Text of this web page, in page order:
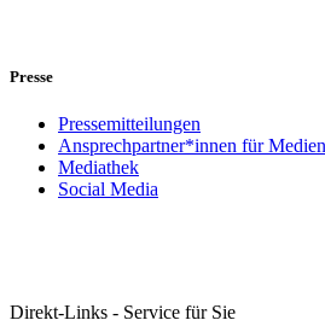
Presse
Pressemitteilungen
Ansprechpartner*innen für Medien
Mediathek
Social Media
Direkt-Links - Service für Sie